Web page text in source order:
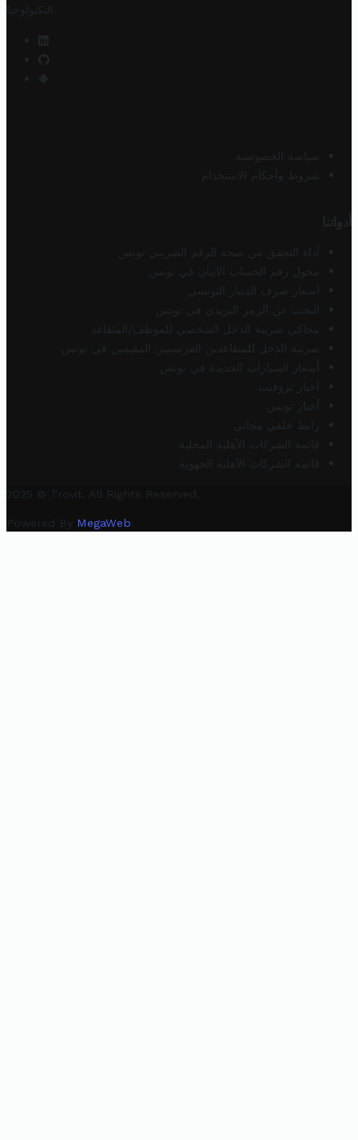
التكنولوجيا
سياسة الخصوصية
شروط وأحكام الاستخدام
أدواتنا
أداة التحقق من صحة الرقم الضريبي تونس
محول رقم الحساب الآيبان في تونس
أسعار صرف الدينار التونسي
البحث عن الرمز البريدي في تونس
محاكي ضريبة الدخل الشخصي للموظف/المتقاعد
ضريبة الدخل للمتقاعدين الفرنسيين المقيمين في تونس
أسعار السيارات الجديدة في تونس
أخبار تروفيت
أخبار تونس
رابط خلفي مجاني
قائمة الشركات الأهلية المحلية
قائمة الشركات الأهلية الجهوية
2025 © Trovit. All Rights Reserved.
Powered By MegaWeb